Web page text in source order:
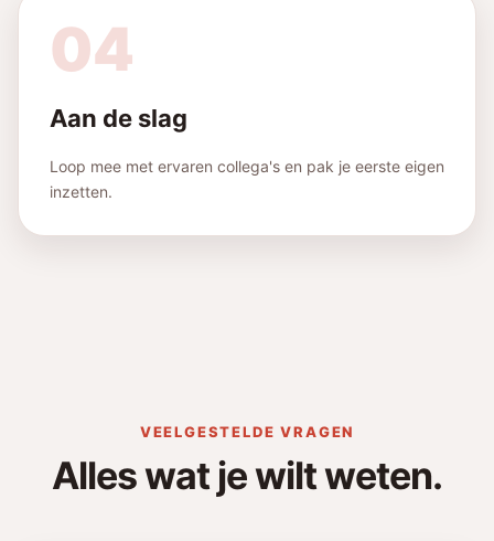
04
Aan de slag
Loop mee met ervaren collega's en pak je eerste eigen
inzetten.
VEELGESTELDE VRAGEN
Alles wat je wilt weten.